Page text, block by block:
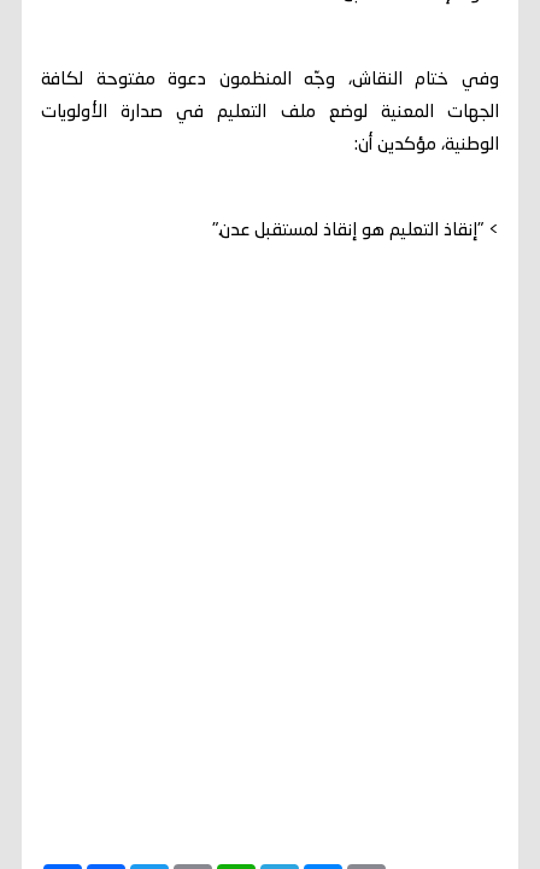
وفي ختام النقاش، وجّه المنظمون دعوة مفتوحة لكافة
الجهات المعنية لوضع ملف التعليم في صدارة الأولويات
الوطنية، مؤكدين أن:
> "إنقاذ التعليم هو إنقاذ لمستقبل عدن."